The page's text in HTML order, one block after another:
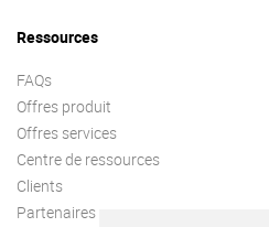
Ressources
FAQs
Offres produit
Offres services
Centre de ressources
Clients
Partenaires